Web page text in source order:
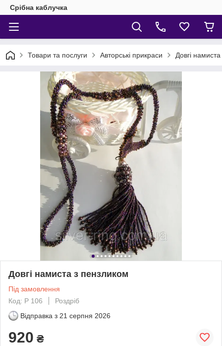
Срібна каблучка
Товари та послуги Авторські прикраси Довгі
Довгі намиста з пензликом
Під замовлення
Код: Р 106
Роздріб
Відправка з 21 серпня 2026
920 ₴